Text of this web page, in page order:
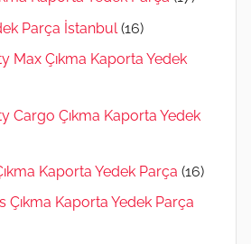
Parça İstanbul (16)
Max Çıkma Kaporta Yedek
Cargo Çıkma Kaporta Yedek
Kaporta Yedek Parça (16)
Çıkma Kaporta Yedek Parça